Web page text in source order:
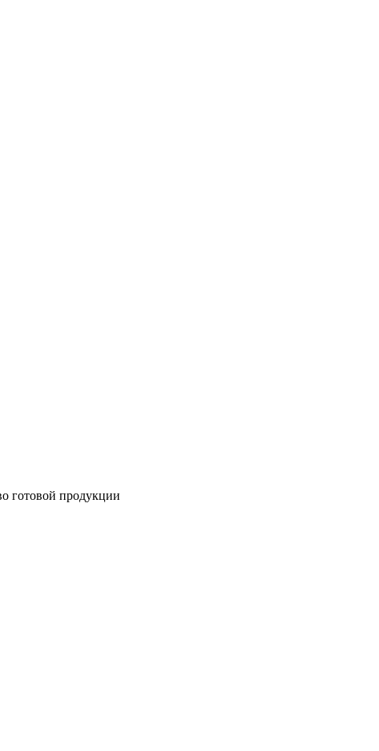
готовой продукции